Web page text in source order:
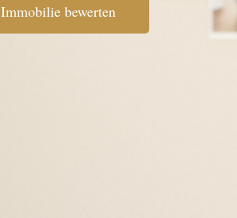
Immobilie bewerten